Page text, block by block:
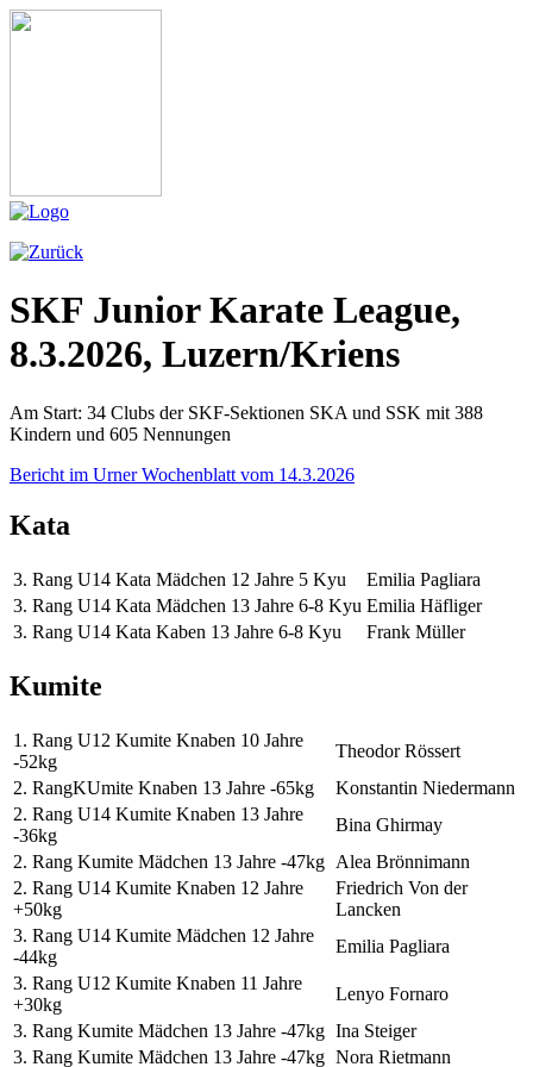
SKF Junior Karate League,
8.3.2026, Luzern/Kriens
Am Start: 34 Clubs der SKF-Sektionen SKA und SSK mit 388
Kindern und 605 Nennungen
Bericht im Urner Wochenblatt vom 14.3.2026
Kata
3. Rang U14 Kata Mädchen 12 Jahre 5 Kyu
Emilia Pagliara
3. Rang U14 Kata Mädchen 13 Jahre 6-8 Kyu Emilia Häfliger
3. Rang U14 Kata Kaben 13 Jahre 6-8 Kyu
Frank Müller
Kumite
1. Rang U12 Kumite Knaben 10 Jahre
-52kg
Theodor Rössert
2. RangKUmite Knaben 13 Jahre -65kg
Konstantin Niedermann
2. Rang U14 Kumite Knaben 13 Jahre
-36kg
Bina Ghirmay
2. Rang Kumite Mädchen 13 Jahre -47kg Alea Brönnimann
2. Rang U14 Kumite Knaben 12 Jahre
+50kg
Friedrich Von der
Lancken
3. Rang U14 Kumite Mädchen 12 Jahre
-44kg
Emilia Pagliara
3. Rang U12 Kumite Knaben 11 Jahre
+30kg
Lenyo Fornaro
3. Rang Kumite Mädchen 13 Jahre -47kg Ina Steiger
3. Rang Kumite Mädchen 13 Jahre -47kg Nora Rietmann